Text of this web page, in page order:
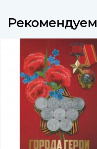
Рекомендуем